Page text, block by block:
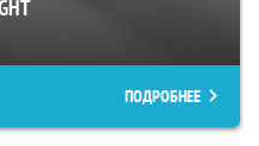
ПОДРОБНЕЕ